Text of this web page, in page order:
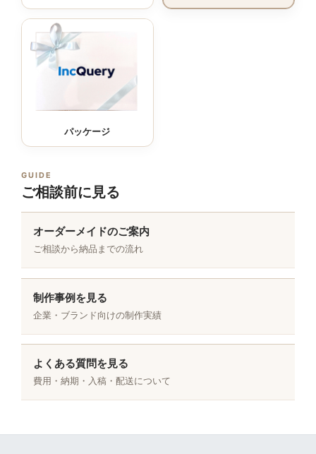
パッケージ
GUIDE
ご相談前に見る
オーダーメイドのご案内
ご相談から納品までの流れ
制作事例を見る
企業・ブランド向けの制作実績
よくある質問を見る
費用・納期・入稿・配送について